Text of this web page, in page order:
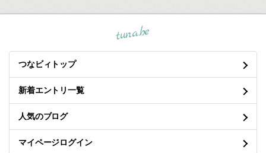
tuna.be
つなビィトップ
新着エントリ一覧
人気のブログ
マイページログイン